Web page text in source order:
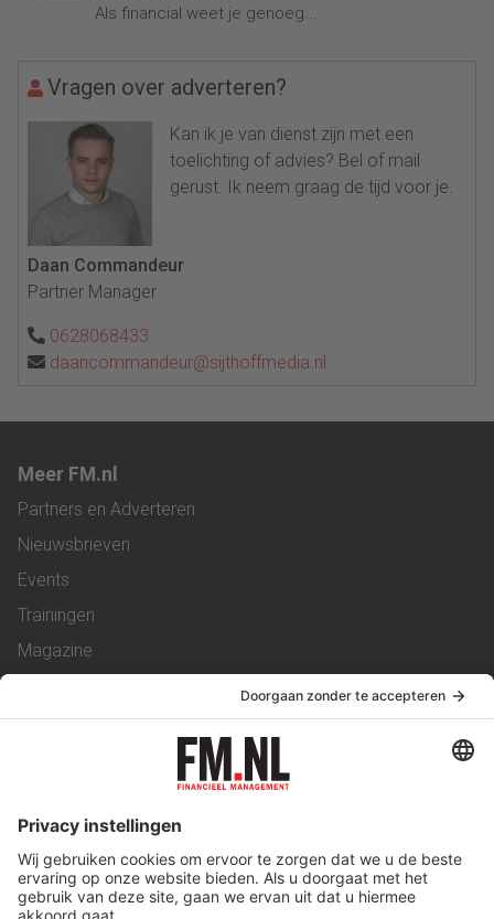
Als financial weet je genoeg...
Vragen over adverteren?
Kan ik je van dienst zijn met een
toelichting of advies? Bel of mail
gerust. Ik neem graag de tijd voor je.
Daan Commandeur
Partner Manager
0628068433
daancommandeur@sijthoffmedia.nl
Meer FM.nl
Partners en Adverteren
Nieuwsbrieven
Events
Trainingen
Magazine
Service & Contact
Werken bij ons
Privacy Statement
Algemene Voorwaarden